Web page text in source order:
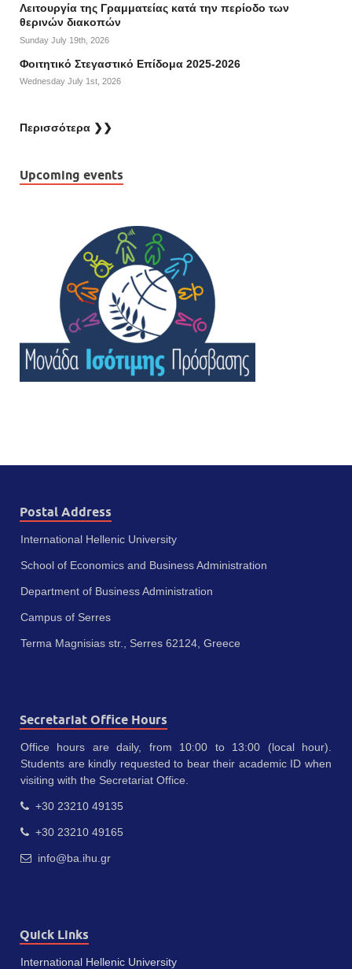
Λειτουργία της Γραμματείας κατά την περίοδο των
θερινών διακοπών
Sunday July 19th, 2026
Φοιτητικό Στεγαστικό Επίδομα 2025-2026
Wednesday July 1st, 2026
Περισσότερα ❯❯
Upcoming events
Postal Address
International Hellenic University
School of Economics and Business Administration
Department of Business Administration
Campus of Serres
Terma Magnisias str., Serres 62124, Greece
Secretariat Office Hours
Office hours are daily, from 10:00 to 13:00 (local hour).
Students are kindly requested to bear their academic ID when
visiting with the Secretariat Office.
+30 23210 49135
+30 23210 49165
info@ba.ihu.gr
Quick Links
International Hellenic University